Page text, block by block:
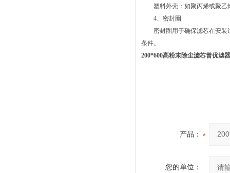
塑料外壳：如聚丙烯或聚乙
4、密封圈
密封圈用于确保滤芯在安装过
条件。
200*600高粉末除尘滤芯普优滤
产品：
您的单位：